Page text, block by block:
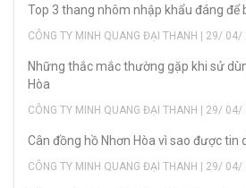
Top 3 thang nhôm nhập khẩu đáng để
CÔNG TY MINH QUANG ĐẠI THANH | 29/ 04/
Những thắc mắc thường gặp khi sử
Hòa
CÔNG TY MINH QUANG ĐẠI THANH | 29/ 04/
Cân đồng hồ Nhơn Hòa vì sao được tin
CÔNG TY MINH QUANG ĐẠI THANH | 29/ 04/